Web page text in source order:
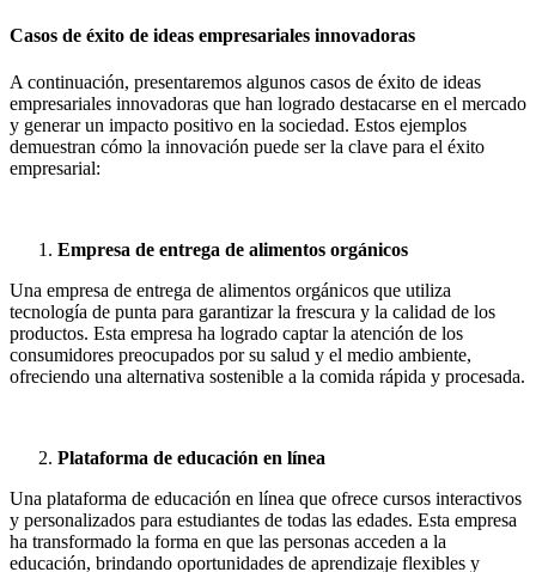
Casos de éxito de ideas empresariales innovadoras
A continuación, presentaremos algunos casos de éxito de ideas
empresariales innovadoras que han logrado destacarse en el mercado
y generar un impacto positivo en la sociedad. Estos ejemplos
demuestran cómo la innovación puede ser la clave para el éxito
empresarial:
Empresa de entrega de alimentos orgánicos
Una empresa de entrega de alimentos orgánicos que utiliza
tecnología de punta para garantizar la frescura y la calidad de los
productos. Esta empresa ha logrado captar la atención de los
consumidores preocupados por su salud y el medio ambiente,
ofreciendo una alternativa sostenible a la comida rápida y procesada.
Plataforma de educación en línea
Una plataforma de educación en línea que ofrece cursos interactivos
y personalizados para estudiantes de todas las edades. Esta empresa
ha transformado la forma en que las personas acceden a la
educación, brindando oportunidades de aprendizaje flexibles y